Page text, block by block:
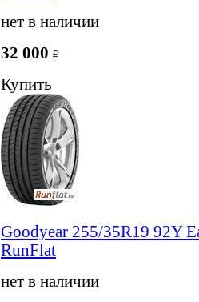
нет в наличии
32 000
Купить
Goodyear 255/35R19 92Y
RunFlat
нет в наличии